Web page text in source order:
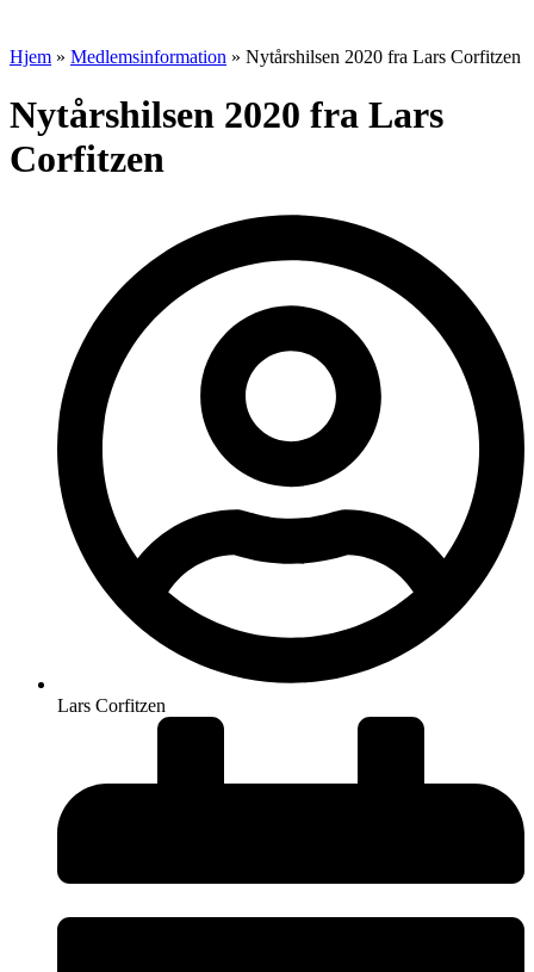
Hjem » Medlemsinformation » Nytårshilsen 2020 fra Lars Corfitzen
Nytårshilsen 2020 fra Lars
Corfitzen
Lars Corfitzen